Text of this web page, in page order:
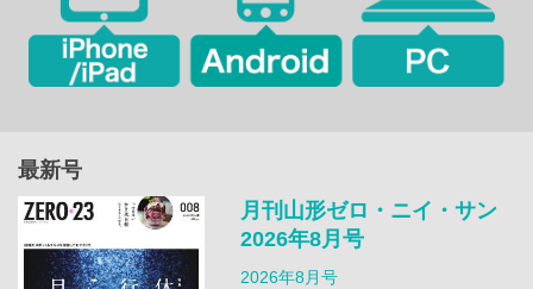
最新号
月刊山形ゼロ・ニイ・サン
2026年8月号
2026年8月号